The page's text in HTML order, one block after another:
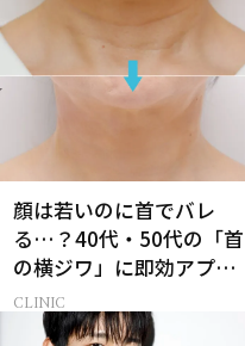
顔は若いのに首でバレ
る…？40代・50代の「首
の横ジワ」に即効アプロ
ーチする最新美容医療と
CLINIC